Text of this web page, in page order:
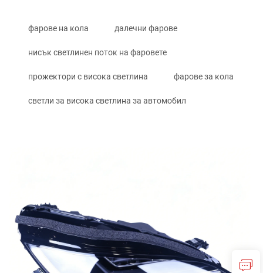
фарове на кола далечни фарове
нисък светлинен поток на фаровете
прожектори с висока светлина фарове за кола
светли за висока светлина за автомобил